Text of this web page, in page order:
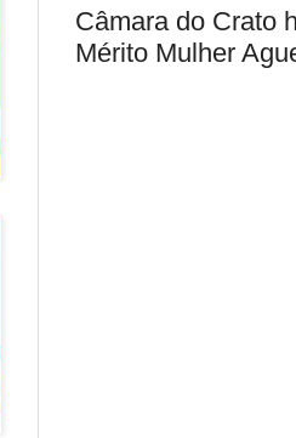
Câmara do Crato
Mérito Mulher